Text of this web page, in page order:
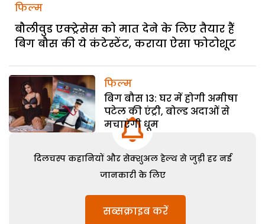
फिल्म
बौलीवुड एक्ट्रेसेस को मात देने के लिए तैयार हैं
बिग बौस की ये कंटेस्टेंट, कराया ऐसा फोटोशूट
फिल्म
बिग बौस 13: घर में होगी अमीषा
पटेल की एंट्री, बोल्ड अदाओं से
मचाएंगी धूम
दिलचस्प कहानियों और सेक्शुअल हेल्थ से जुड़ी हर नई
जानकारी के लिए
सब्सक्राइब करें